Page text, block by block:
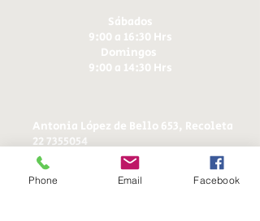
Sábados
9:00 a 16:30 Hrs
Domingos
9:00 a 14:30 Hrs
Antonia López de Bello 653, Recoleta
22 7355054
22 7375725
+56 9 75224598
ducereposteria@gmail.com
Phone Email Facebook